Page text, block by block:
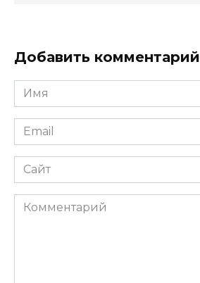
Добавить комментарий
Имя
*
Email
*
Сайт
Комментарий